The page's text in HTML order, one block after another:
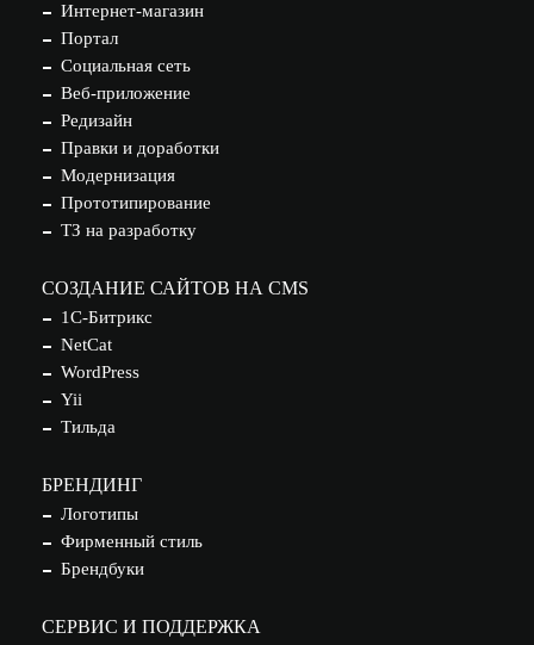
Интернет-магазин
Портал
Социальная сеть
Веб-приложение
Редизайн
Правки и доработки
Модернизация
Прототипирование
ТЗ на разработку
СОЗДАНИЕ САЙТОВ НА CMS
1С-Битрикс
NetCat
WordPress
Yii
Тильда
БРЕНДИНГ
Логотипы
Фирменный стиль
Брендбуки
СЕРВИС И ПОДДЕРЖКА